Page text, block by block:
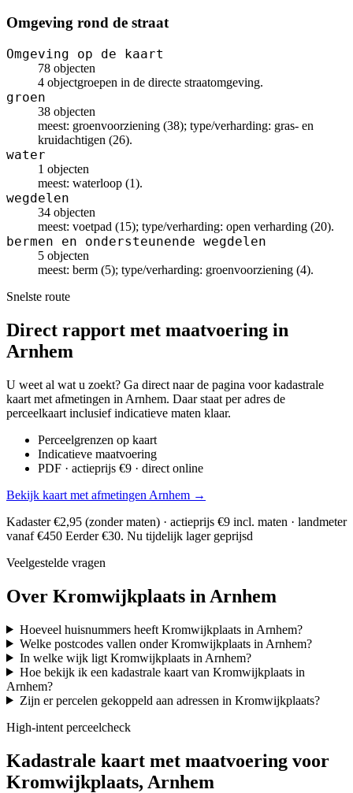
Omgeving rond de straat
Omgeving op de kaart
78 objecten
4 objectgroepen in de directe straatomgeving.
groen
38 objecten
meest: groenvoorziening (38); type/verharding: gras- en
kruidachtigen (26).
water
1 objecten
meest: waterloop (1).
wegdelen
34 objecten
meest: voetpad (15); type/verharding: open verharding (20).
bermen en ondersteunende wegdelen
5 objecten
meest: berm (5); type/verharding: groenvoorziening (4).
Snelste route
Direct rapport met maatvoering in
Arnhem
U weet al wat u zoekt? Ga direct naar de pagina voor kadastrale
kaart met afmetingen in Arnhem. Daar staat per adres de
perceelkaart inclusief indicatieve maten klaar.
Perceelgrenzen op kaart
Indicatieve maatvoering
PDF · actieprijs €9 · direct online
Bekijk kaart met afmetingen Arnhem →
Kadaster €2,95 (zonder maten) · actieprijs €9 incl. maten · landmeter
vanaf €450 Eerder €30. Nu tijdelijk lager geprijsd
Veelgestelde vragen
Over Kromwijkplaats in Arnhem
Hoeveel huisnummers heeft Kromwijkplaats in Arnhem?
Welke postcodes vallen onder Kromwijkplaats in Arnhem?
In welke wijk ligt Kromwijkplaats in Arnhem?
Hoe bekijk ik een kadastrale kaart van Kromwijkplaats in
Arnhem?
Zijn er percelen gekoppeld aan adressen in Kromwijkplaats?
High-intent perceelcheck
Kadastrale kaart met maatvoering voor
Kromwijkplaats, Arnhem